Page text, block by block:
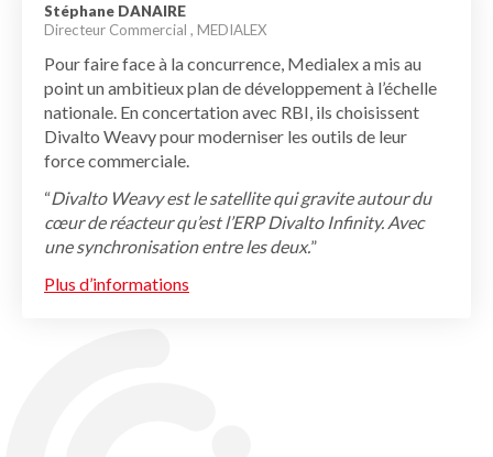
Stéphane DANAIRE
Directeur Commercial , MEDIALEX
Pour faire face à la concurrence, Medialex a mis au
point un ambitieux plan de développement à l’échelle
nationale. En concertation avec RBI, ils choisissent
Divalto Weavy pour moderniser les outils de leur
force commerciale.
“Divalto Weavy est le satellite qui gravite autour du
cœur de réacteur qu’est l’ERP Divalto Infinity. Avec
une synchronisation entre les deux.”
Plus d’informations